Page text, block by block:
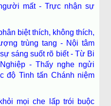
mất - Trực nhận sự
biệt thích, không thích,
trùng tang - Nội tâm
sáng suốt rõ biết - Từ Bi
- Thấy nghe ngửi
độ Tinh tấn Chánh niệm
mọi che lấp trói buộc